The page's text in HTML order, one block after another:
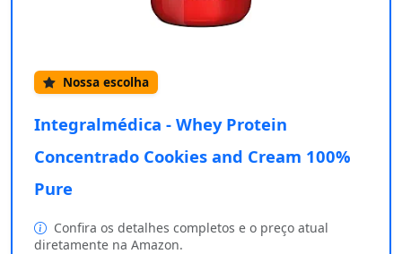
Nossa escolha
Integralmédica - Whey Protein
Concentrado Cookies and Cream 100%
Pure
Confira os detalhes completos e o preço atual
diretamente na Amazon.